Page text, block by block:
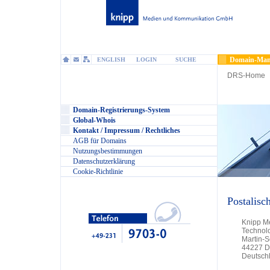
ENGLISH LOGIN SUCHE
Domain-
DRS-Home
Domain-Registrierungs-System
Global-Whois
Kontakt / Impressum / Rechtliches
AGB für Domains
Nutzungsbestimmungen
Datenschutzerklärung
Cookie-Richtlinie
Knipp
Martin-
44227